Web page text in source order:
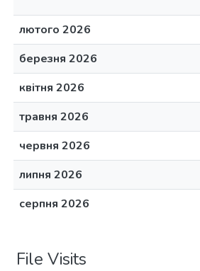
лютого 2026
березня 2026
квітня 2026
травня 2026
червня 2026
липня 2026
серпня 2026
File Visits